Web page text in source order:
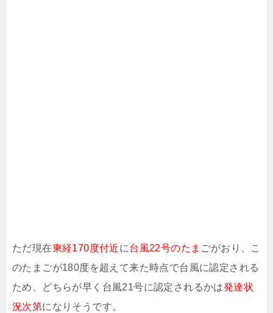
ただ現在東経170度付近に台風22号のたまごがおり、こ
のたまごが180度を超えて来た時点で台風に認定される
ため、どちらが早く台風21号に認定されるかは発達状
況次第になりそうです。